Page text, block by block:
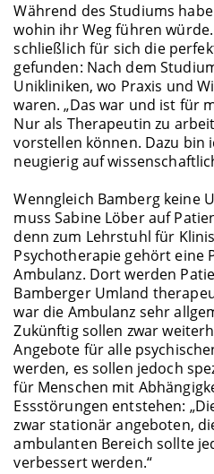
Während des Studiums
wohin ihr Weg führen
schließlich für sich die
gefunden: Nach dem
Unikliniken, wo Praxis und
waren. „Das war und ist für
Nur als Therapeutin zu
vorstellen können. Dazu bin
neugierig auf
Wenngleich Bamberg keine
muss Sabine Löber auf
denn zum Lehrstuhl für
Psychotherapie gehört eine
Ambulanz. Dort werden
Bamberger Umland
war die Ambulanz sehr
Zukünftig sollen zwar
Angebote für alle
werden, es sollen jedoch
für Menschen mit
Essstörungen entstehen:
zwar stationär angeboten,
ambulanten Bereich sollte
verbessert werden.“